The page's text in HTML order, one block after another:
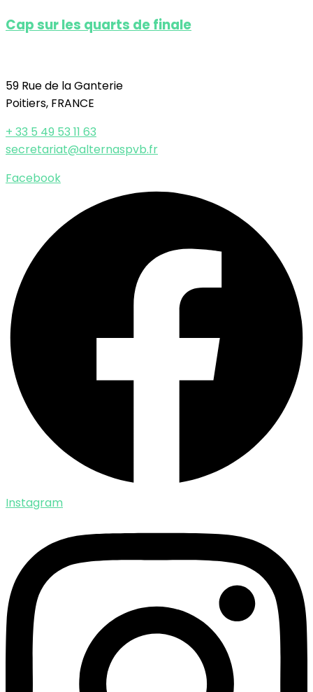
Cap sur les quarts de finale
59 Rue de la Ganterie
Poitiers, FRANCE
+ 33 5 49 53 11 63
secretariat@alternaspvb.fr
Facebook
Instagram